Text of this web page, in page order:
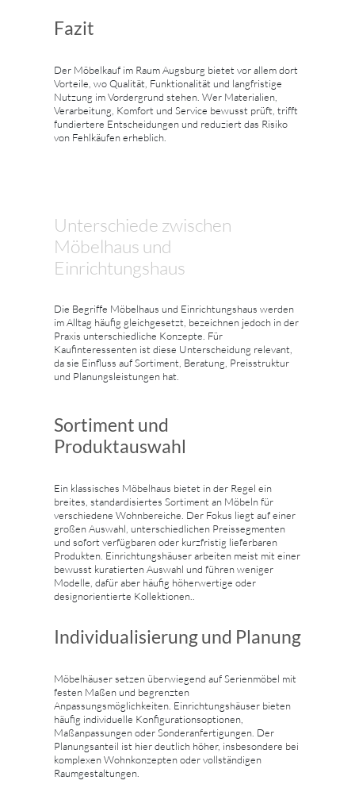
Fazit
Der Möbelkauf im Raum Augsburg bietet vor allem dort
Vorteile, wo Qualität, Funktionalität und langfristige
Nutzung im Vordergrund stehen. Wer Materialien,
Verarbeitung, Komfort und Service bewusst prüft, trifft
fundiertere Entscheidungen und reduziert das Risiko
von Fehlkäufen erheblich.
Unterschiede zwischen
Möbelhaus und
Einrichtungshaus
Die Begriffe Möbelhaus und Einrichtungshaus werden
im Alltag häufig gleichgesetzt, bezeichnen jedoch in der
Praxis unterschiedliche Konzepte. Für
Kaufinteressenten ist diese Unterscheidung relevant,
da sie Einfluss auf Sortiment, Beratung, Preisstruktur
und Planungsleistungen hat.
Sortiment und
Produktauswahl
Ein klassisches Möbelhaus bietet in der Regel ein
breites, standardisiertes Sortiment an Möbeln für
verschiedene Wohnbereiche. Der Fokus liegt auf einer
großen Auswahl, unterschiedlichen Preissegmenten
und sofort verfügbaren oder kurzfristig lieferbaren
Produkten. Einrichtungshäuser arbeiten meist mit einer
bewusst kuratierten Auswahl und führen weniger
Modelle, dafür aber häufig höherwertige oder
designorientierte Kollektionen..
Individualisierung und Planung
Möbelhäuser setzen überwiegend auf Serienmöbel mit
festen Maßen und begrenzten
Anpassungsmöglichkeiten. Einrichtungshäuser bieten
häufig individuelle Konfigurationsoptionen,
Maßanpassungen oder Sonderanfertigungen. Der
Planungsanteil ist hier deutlich höher, insbesondere bei
komplexen Wohnkonzepten oder vollständigen
Raumgestaltungen.